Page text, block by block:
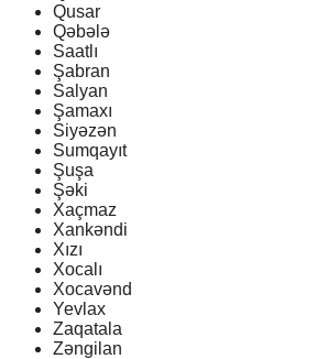
Qusar
Qəbələ
Saatlı
Şabran
Salyan
Şamaxı
Siyəzən
Sumqayıt
Şuşa
Şəki
Xaçmaz
Xankəndi
Xızı
Xocalı
Xocavənd
Yevlax
Zaqatala
Zəngilan